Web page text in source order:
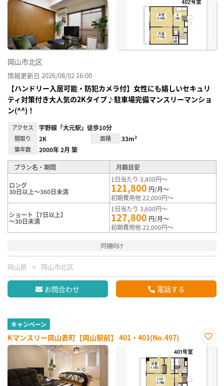
に入
岡山市北区
情報更新日 2026/08/02 16:00
【ハンドリー入居可能・防犯カメラ付】女性にも嬉しいセキュリ
ティ対策付き大人気の2Kタイプ♪駐車場完備マンスリーマンショ
ン(^^)！
アクセス 宇野線「大元駅」徒歩10分
間取り 2K 面積 33m²
築年数 2000年 2月 築
プラン名・期間 月額目安
ロング
30日以上～360日未満
1日当たり 3,400円～
121,800 円/月～
初期費用他 22,000円～
ショート【7日以上】
～30日未満
1日当たり 3,600円～
127,800 円/月～
初期費用他 22,000円～
同棲向け
岡山県 岡山市北区
お問合わせ 電話する
キャンペーン
Kマンスリー岡山表町【岡山駅前】 401・401(No.497)
お気